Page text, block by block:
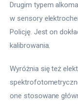
Drugim typem
w sensory
Policję. Jest on
kalibrowania.
Wyróżnia się też
one stosowane